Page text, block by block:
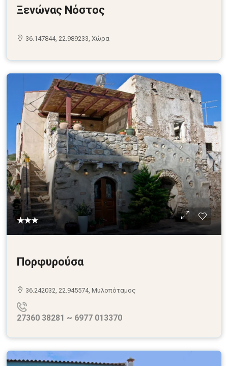
Ξενώνας Νόστος
36.147844, 22.989233, Χώρα
★★★
Πορφυρούσα
36.242032, 22.945574, Μυλοπόταμος
27360 38281 ~ 6977 013370